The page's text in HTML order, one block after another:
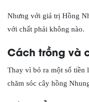
Nhưng với giá trị Hồng
với chất phải không nào.
Cách trồng và
Thay vì bỏ ra một số tiền
chăm sóc cây hồng